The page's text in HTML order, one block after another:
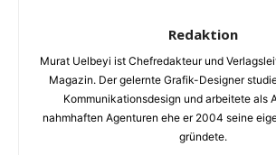
Redaktion
Murat Uelbeyi ist Chefredakteur und
Magazin. Der gelernte Grafik-Designer
Kommunikationsdesign und arbeitete als
nahmhaften Agenturen ehe er 2004 seine
gründete.